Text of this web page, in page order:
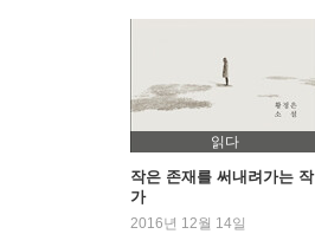
읽다
작은 존재를 써내려가는 작
가
2016년 12월 14일